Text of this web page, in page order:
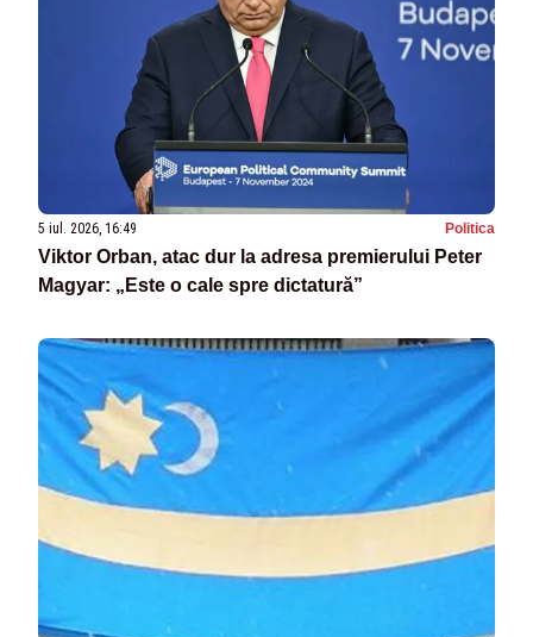
5 iul. 2026, 16:49 Politica
Viktor Orban, atac dur la adresa premierului Peter
Magyar: „Este o cale spre dictatură”